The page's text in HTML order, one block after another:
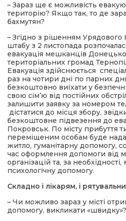
– Зараз ще є можливість
територію? Якщо так, то де
бахмутян?
– Згідно з рішенням
штабу з 2 листопада
евакуація мешканців
територіальних громад
Евакуація здійснюється
раз на чотири дні по парних
безкоштовно виїхати у
свою сім’ю від постійних
залишити заявку за номером
дістатися до місця збору,
безкоштовне підвезення до
Покровськ. По місту прибуття
переміщеним особам буде
житло, гуманітарну допомогу,
час оформлення допомоги від
організацій та, за
психологічну допомогу.
Складно і лікарям, і
– Чи можливо зараз у місті
допомогу, викликати «швидку»?